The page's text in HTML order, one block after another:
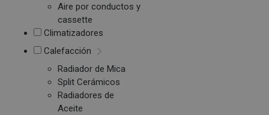
Aire por conductos y
cassette
Climatizadores
Calefacción
Radiador de Mica
Split Cerámicos
Radiadores de
Aceite